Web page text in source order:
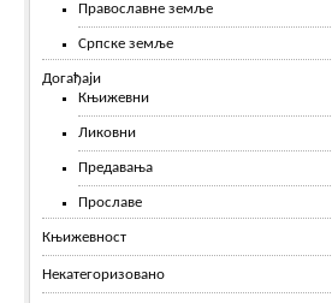
Православне земље
Српске земље
Догађаји
Књижевни
Ликовни
Предавања
Прославе
Књижевност
Некатегоризовано